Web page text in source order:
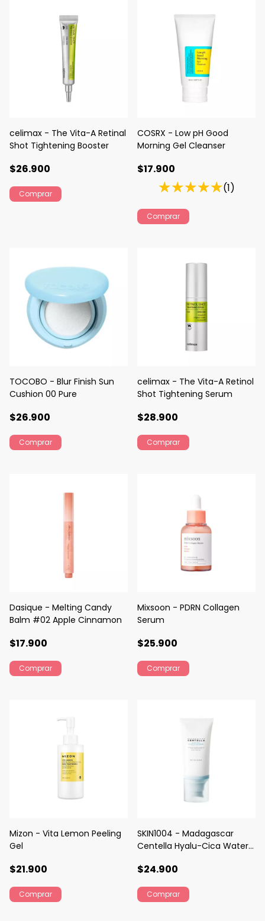
celimax - The Vita-A Retinal
Shot Tightening Booster
$26.900
COSRX - Low pH Good
Morning Gel Cleanser
$17.900
(1)
TOCOBO - Blur Finish Sun
Cushion 00 Pure
$26.900
celimax - The Vita-A Retinol
Shot Tightening Serum
$28.900
Dasique - Melting Candy
Balm #02 Apple Cinnamon
$17.900
Mixsoon - PDRN Collagen
Serum
$25.900
Mizon - Vita Lemon Peeling
Gel
$21.900
SKIN1004 - Madagascar
Centella Hyalu-Cica Water-
$24.900